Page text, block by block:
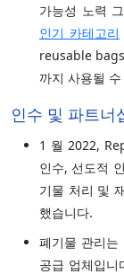
가능성 노력
인기 카테고리
reusable
까지 사용될
인수 및 파트너
1 월 2022,
인수, 선도적
기물 처리 및
했습니다.
폐기물 관리는
공급 업체입